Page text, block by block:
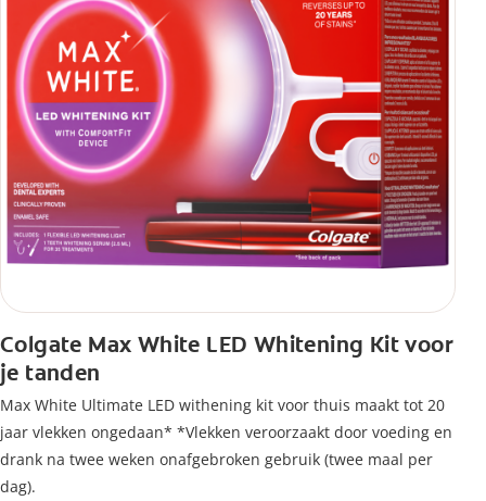
Colgate Max White LED Whitening Kit voor
je tanden
Max White Ultimate LED withening kit voor thuis maakt tot 20
jaar vlekken ongedaan* *Vlekken veroorzaakt door voeding en
drank na twee weken onafgebroken gebruik (twee maal per
dag).